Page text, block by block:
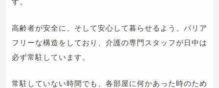
高齢者が安全に、そして安心して暮らせるよう、バリア
フリーな構造をしており、介護の専門スタッフが日中は
必ず常駐しています。
常駐していない時間でも、各部屋に何かあった時のため